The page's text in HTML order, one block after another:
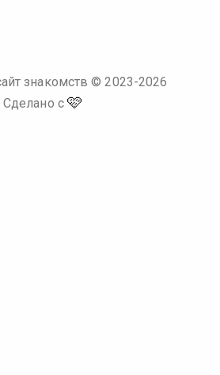
знакомств © 2023-2026
Сделано с 🩷